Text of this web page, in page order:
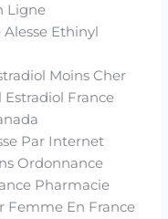
Ligne
Ethinyl
Moins Cher
France
Par Internet
Ordonnance
Pharmacie
Femme En France